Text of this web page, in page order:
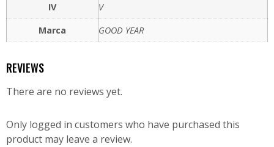
IV
V
Marca
GOOD YEAR
REVIEWS
There are no reviews yet.
Only logged in customers who have purchased this
product may leave a review.